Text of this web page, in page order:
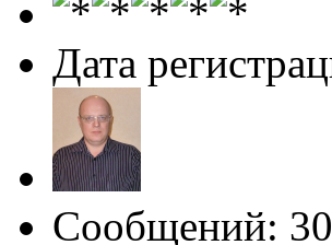
Дата
Сообщений: